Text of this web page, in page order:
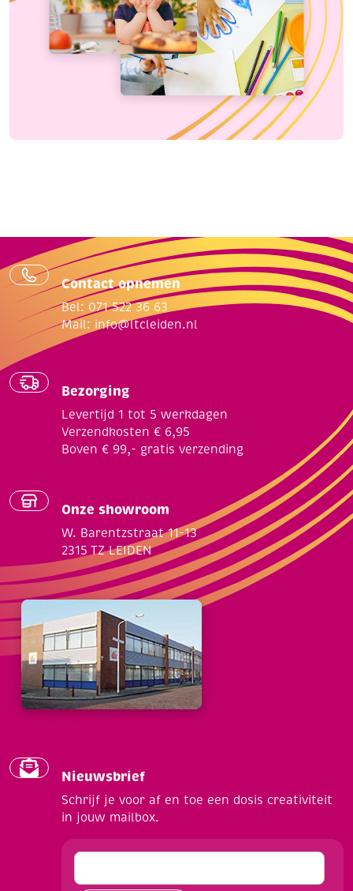
Contact opnemen
Bel: 071 522 36 63
Mail: info@ltcleiden.nl
Bezorging
Levertijd 1 tot 5 werkdagen
Verzendkosten € 6,95
Boven € 99,- gratis verzending
Onze showroom
W. Barentzstraat 11-13
2315 TZ LEIDEN
Nieuwsbrief
Schrijf je voor af en toe een dosis creativiteit
in jouw mailbox.